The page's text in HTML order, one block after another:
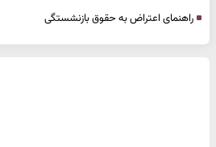
راهنمای اعتراض به حقوق بازنشستگی